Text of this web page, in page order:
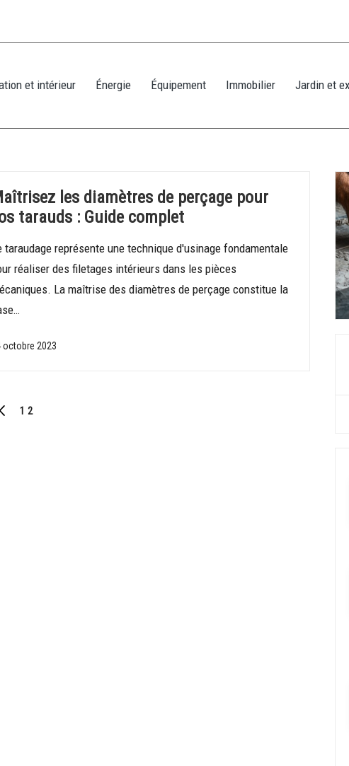
et intérieur Énergie Équipement Immobilier Jardin et
les diamètres de perçage pour
tarauds : Guide complet
taraudage représente une technique d'usinage fondamentale
réaliser des filetages intérieurs dans les pièces
La maîtrise des diamètres de perçage constitue la
octobre 2023
PREVIOUS
1 2